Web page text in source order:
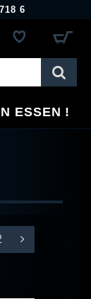
6
ESSEN